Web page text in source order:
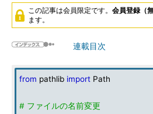
この記事は会員限定です。 会員登録（無
ます。
連載目次
from pathlib import Path
# ファイルの名前変更